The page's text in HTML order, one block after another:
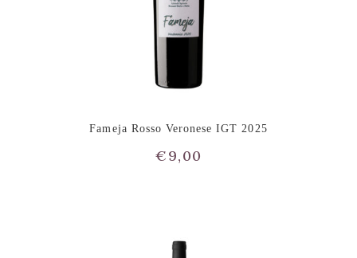
Fameja Rosso Veronese IGT 2025
€9,00